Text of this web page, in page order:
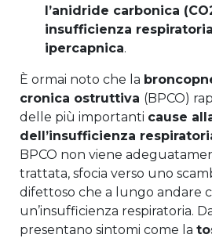
l’anidride carbonica
insufficienza respiratoria
ipercapnica.
È ormai noto che la
cronica ostruttiva (BPCO)
delle più importanti cause
dell’insufficienza
BPCO non viene
trattata, sfocia verso uno
difettoso che a lungo andare
un’insufficienza respiratoria.
presentano sintomi come la